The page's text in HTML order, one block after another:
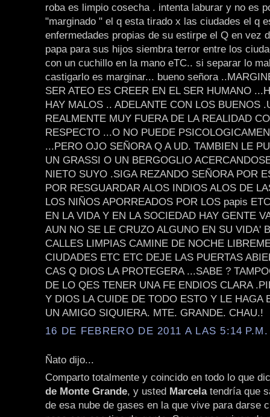
roba es limpio cosecha . intenta laburar y no es
"marginado " el q esta tirado x las ciudades el q
enfermedades propias de su estirpe el Q en vez
papa para sus hijos siembra terror entre los
con un cuchillo en la mano eTC.. si separar lo
castigarlo es marginar... bueno señora
SER ATEO ES CREER EN EL SER HUMANO
HAY MALOS .. ADELANTE CON LOS BUENOS
REALMENTE MUY FUERA DE LA REALIDAD
RESPECTO ...O NO PUEDE
...PERO OJO SEÑORA Q A UD. TAMBIEN LE
UN GRASSI O UN BERGOGLIO
NIETO SUYO .SIGA REZANDO SEÑORA POR
POR RESGUARDAR ALOS INDIOS ALOS DE
LOS NIÑOS APORREADOS POR LOS papis
EN LA VIDA Y EN LA SOCIEDAD HAY GENTE
AUN NO SE LE CRUZO ALGUNO EN SU VIDA'
CALLES LIMPIAS CAMINE DE NOCHE
CIUDADES ETC ETC DEJE LAS PUERTAS
CAS Q DIOS LA PROTEGERA ...SABE ?
DE LO QES TENER UNA FE ENDIOS CLARA
Y DIOS LA CUIDE DE TODO ESTO Y LE HAGA
UN AMIGO SIQUIERA. MTE. GRANDE. CHAU.!
16 DE FEBRERO DE 2011 A LAS 5:14 P.M.
Ñato dijo...
Comparto totalmente y coincido en todo lo que
de Monte Grande, y usted Marcelatendría que
de esa nube de gases en la que vive para darse